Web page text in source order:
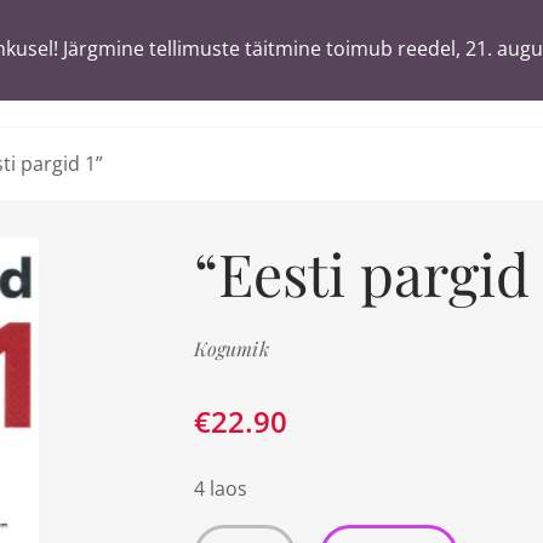
Tä
pargid 1”
“Eesti pargid
Kogumik
€22.90
4 laos
Järgmine tellimuste täitmine toimub reedel, 21.
Järgmine tellimuste täitmine toimub reedel, 21.